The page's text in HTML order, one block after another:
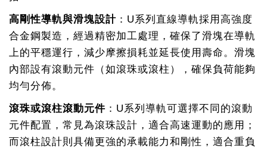
高剛性導軌與滑塊設計 ：U系列直線導軌採用高強度
合金鋼製造，經過精密加工處理，確保了滑塊在導軌
上的平穩運行，減少摩擦損耗並延長使用壽命。滑塊
內部設有滾動元件（如滾珠或滾柱），確保負荷能夠
均勻分佈。
滾珠或滾柱滾動元件 ：U系列導軌可選擇不同的滾動
元件配置，常見為滾珠設計，適合高速運動的應用；
而滾柱設計則具備更強的承載能力和剛性，適合重負